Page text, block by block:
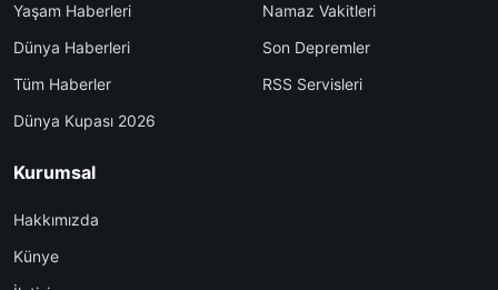
Yaşam Haberleri
Dünya Haberleri
Tüm Haberler
Dünya Kupası 2026
Namaz Vakitleri
Son Depremler
RSS Servisleri
Kurumsal
Hakkımızda
Künye